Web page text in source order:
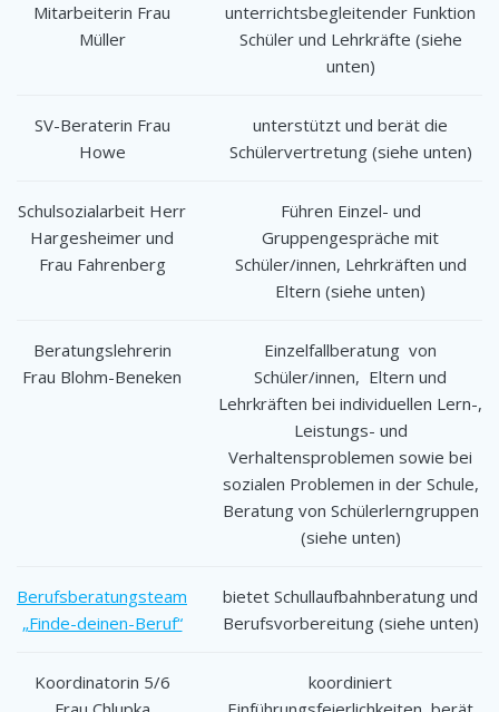
Mitarbeiterin Frau
Müller
unterrichtsbegleitender Funktion
Schüler und Lehrkräfte (siehe
unten)
SV-Beraterin Frau
Howe
unterstützt und berät die
Schülervertretung (siehe unten)
Schulsozialarbeit Herr
Hargesheimer und
Frau Fahrenberg
Führen Einzel- und
Gruppengespräche mit
Schüler/innen, Lehrkräften und
Eltern (siehe unten)
Beratungslehrerin
Frau Blohm-Beneken
Einzelfallberatung von
Schüler/innen, Eltern und
Lehrkräften bei individuellen Lern-,
Leistungs- und
Verhaltensproblemen sowie bei
sozialen Problemen in der Schule,
Beratung von Schülerlerngruppen
(siehe unten)
Berufsberatungsteam
„Finde-deinen-Beruf“
bietet Schullaufbahnberatung und
Berufsvorbereitung (siehe unten)
Koordinatorin 5/6
koordiniert